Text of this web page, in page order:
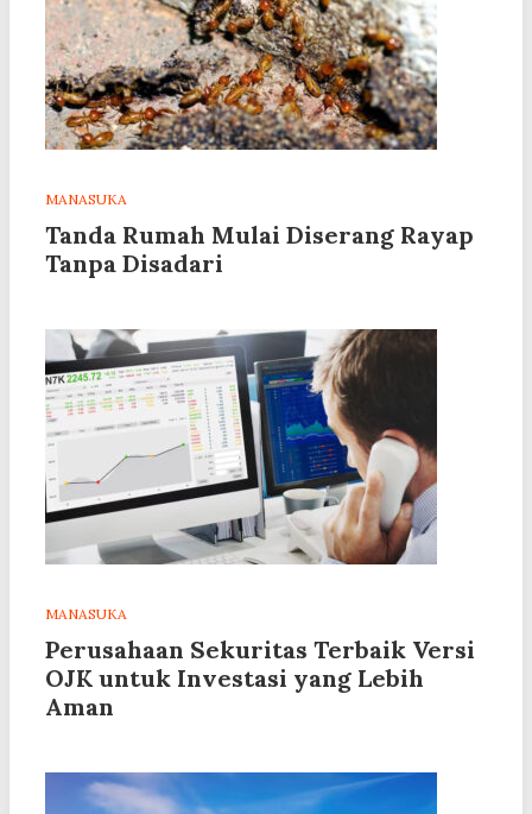
MANASUKA
Tanda Rumah Mulai Diserang Rayap
Tanpa Disadari
MANASUKA
Perusahaan Sekuritas Terbaik Versi
OJK untuk Investasi yang Lebih
Aman